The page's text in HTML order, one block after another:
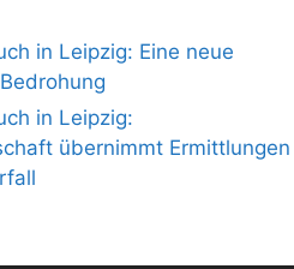
in Leipzig: Eine neue
in Leipzig:
übernimmt Ermittlungen